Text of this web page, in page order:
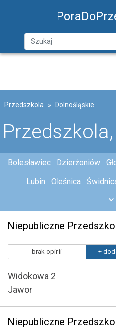
Przedszkola Dolnośląskie
Bolesławiec Dzierżoniów
Lubin
Oleśnica
Niepubliczne
brak opinii +
Widokowa 2
Jawor